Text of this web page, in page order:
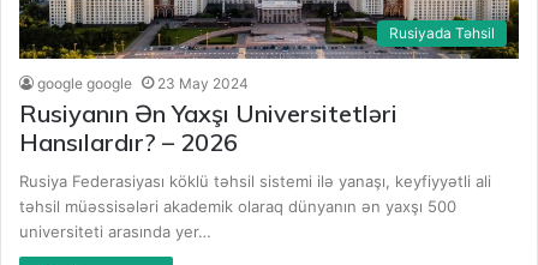
Rusiyada Təhsil
google google 23 May 2024
Rusiyanın Ən Yaxşı Universitetləri
Hansılardır? – 2026
Rusiya Federasiyası köklü təhsil sistemi ilə yanaşı, keyfiyyətli ali
təhsil müəssisələri akademik olaraq dünyanın ən yaxşı 500
universiteti arasında yer…